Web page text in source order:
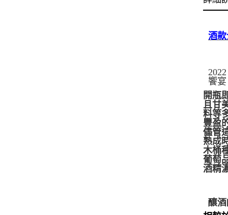
酒
饗
開瓶
且甘
料等
豐盈
儘管
熟成
木桶
葡萄
酒精
釀